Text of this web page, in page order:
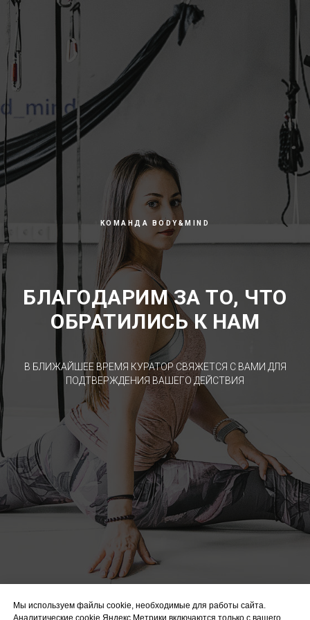
КОМАНДА BODY&MIND
БЛАГОДАРИМ ЗА ТО, ЧТО
ОБРАТИЛИСЬ К НАМ
В БЛИЖАЙШЕЕ ВРЕМЯ КУРАТОР СВЯЖЕТСЯ С ВАМИ ДЛЯ
ПОДТВЕРЖДЕНИЯ ВАШЕГО ДЕЙСТВИЯ
Мы используем файлы cookie, необходимые для работы сайта.